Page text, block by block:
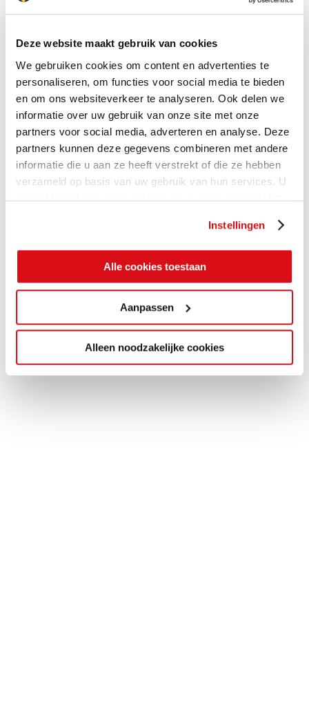
Deze website maakt gebruik van cookies
We gebruiken cookies om content en advertenties te
personaliseren, om functies voor social media te bieden
en om ons websiteverkeer te analyseren. Ook delen we
informatie over uw gebruik van onze site met onze
partners voor social media, adverteren en analyse. Deze
partners kunnen deze gegevens combineren met andere
informatie die u aan ze heeft verstrekt of die ze hebben
verzameld op basis van uw gebruik van hun services. U
gaat akkoord met onze cookies als u onze website blijft
Instellingen
Alle cookies toestaan
Aanpassen
Alleen noodzakelijke cookies